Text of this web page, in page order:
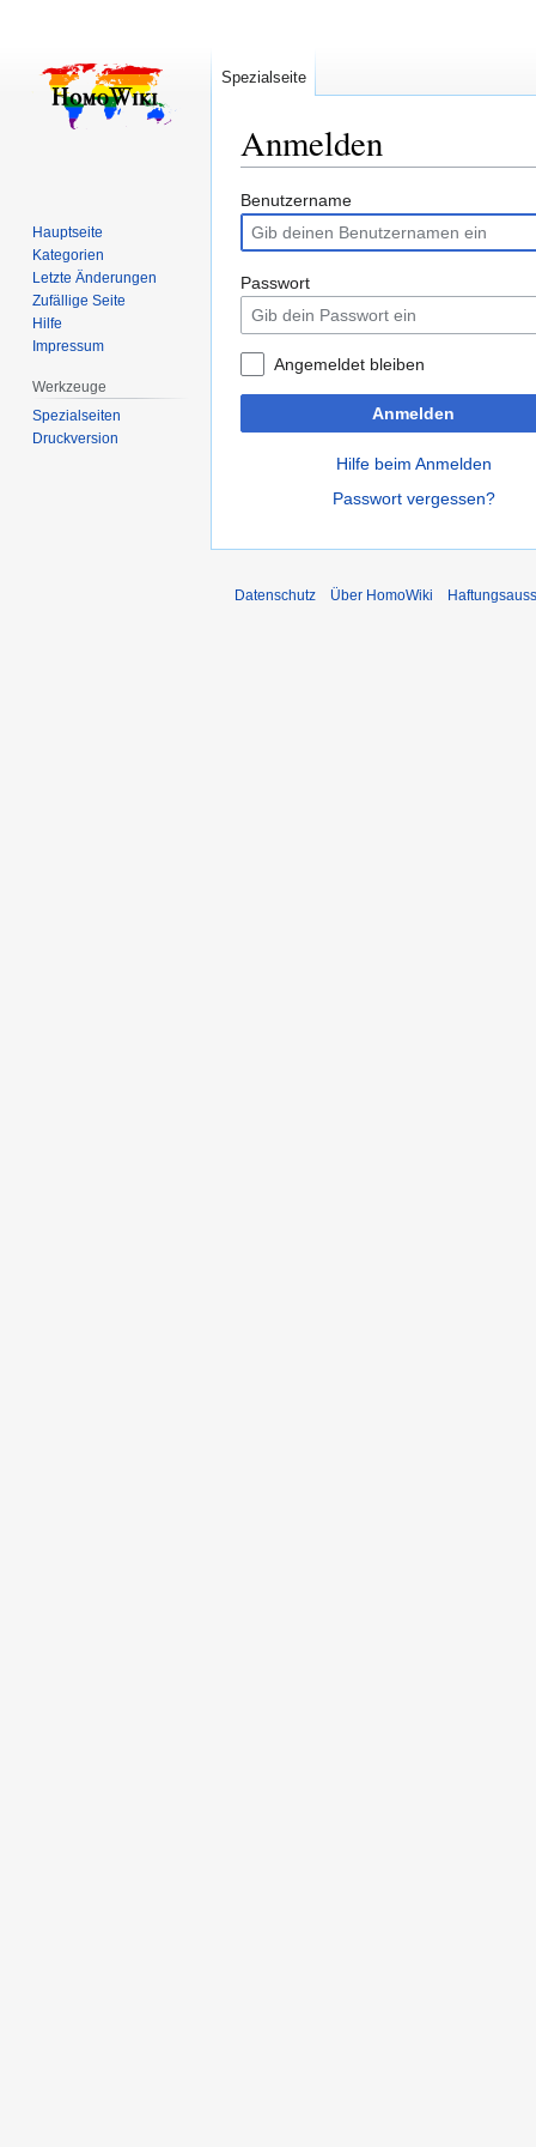
Anmelden
Zur
Navigation
springen
Zur
Suche
springen
Benutzername
Passwort
Angemeldet bleiben
Anmelden
Hilfe beim Anmelden
Passwort vergessen?
Spezialseite
Hauptseite
Kategorien
Letzte Änderungen
Zufällige Seite
Hilfe
Impressum
Werkzeuge
Spezialseiten
Druckversion
Datenschutz Über HomoWiki